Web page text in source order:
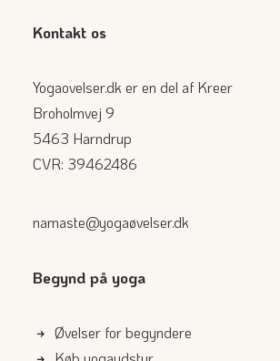
Kontakt os
Yogaovelser.dk er en del af Kreer
Broholmvej 9
5463 Harndrup
CVR: 39462486
namaste@yogaøvelser.dk
Begynd på yoga
Øvelser for begyndere